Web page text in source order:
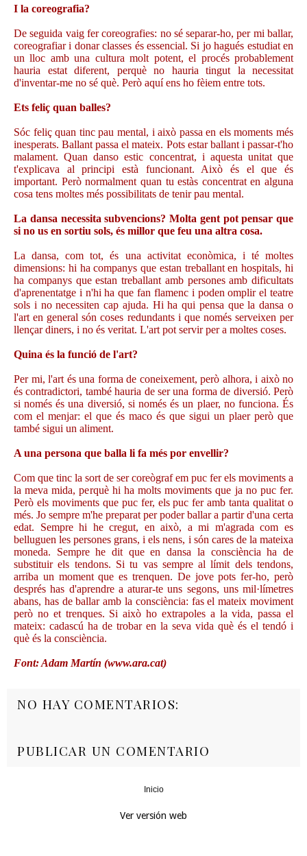
I la coreografia?
De seguida vaig fer coreografies: no sé separar-ho, per mi ballar,
coreografiar i donar classes és essencial. Si jo hagués estudiat en
un lloc amb una cultura molt potent, el procés probablement
hauria estat diferent, perquè no hauria tingut la necessitat
d'inventar-me no sé què. Però aquí ens ho fèiem entre tots.
Ets feliç quan balles?
Sóc feliç quan tinc pau mental, i això passa en els moments més
inesperats. Ballant passa el mateix. Pots estar ballant i passar-t'ho
malament. Quan danso estic concentrat, i aquesta unitat que
t'explicava al principi està funcionant. Això és el que és
important. Però normalment quan tu estàs concentrat en alguna
cosa tens moltes més possibilitats de tenir pau mental.
La dansa necessita subvencions? Molta gent pot pensar que
si no us en sortiu sols, és millor que feu una altra cosa.
La dansa, com tot, és una activitat econòmica, i té moltes
dimensions: hi ha companys que estan treballant en hospitals, hi
ha companys que estan treballant amb persones amb dificultats
d'aprenentatge i n'hi ha que fan flamenc i poden omplir el teatre
sols i no necessiten cap ajuda. Hi ha qui pensa que la dansa o
l'art en general són coses redundants i que només serveixen per
llençar diners, i no és veritat. L'art pot servir per a moltes coses.
Quina és la funció de l'art?
Per mi, l'art és una forma de coneixement, però alhora, i això no
és contradictori, també hauria de ser una forma de diversió. Però
si només és una diversió, si només és un plaer, no funciona. És
com el menjar: el que és maco és que sigui un plaer però que
també sigui un aliment.
A una persona que balla li fa més por envellir?
Com que tinc la sort de ser coreògraf em puc fer els moviments a
la meva mida, perquè hi ha molts moviments que ja no puc fer.
Però els moviments que puc fer, els puc fer amb tanta qualitat o
més. Jo sempre m'he preparat per poder ballar a partir d'una certa
edat. Sempre hi he cregut, en això, a mi m'agrada com es
belluguen les persones grans, i els nens, i són cares de la mateixa
moneda. Sempre he dit que en dansa la consciència ha de
substituir els tendons. Si tu vas sempre al límit dels tendons,
arriba un moment que es trenquen. De jove pots fer-ho, però
després has d'aprendre a aturar-te uns segons, uns mil·límetres
abans, has de ballar amb la consciència: fas el mateix moviment
però no et trenques. Si això ho extrapoles a la vida, passa el
mateix: cadascú ha de trobar en la seva vida què és el tendó i
què és la consciència.
Font: Adam Martín (www.ara.cat)
NO HAY COMENTARIOS:
PUBLICAR UN COMENTARIO
Inicio
Ver versión web